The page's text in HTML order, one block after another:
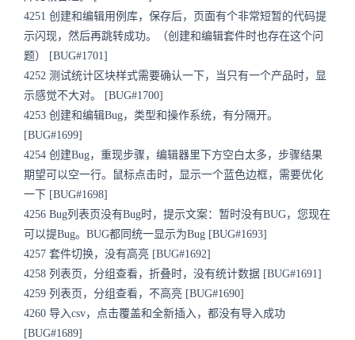
4251 创建和编辑用例库，保存后，页面有个非常短暂的代码提
示闪现，然后再跳转成功。（创建和编辑套件时也存在这个问
题） [BUG#1701]
4252 测试统计区块样式需要确认一下，当只有一个产品时，显
示感觉不大对。 [BUG#1700]
4253 创建和编辑Bug，类型和操作系统，有分隔开。
[BUG#1699]
4254 创建Bug，重现步骤，编辑器里下方空白太多，步骤结果
期望可以空一行。鼠标点击时，显示一个蓝色边框，需要优化
一下 [BUG#1698]
4256 Bug列表页没有Bug时，提示文案：暂时没有BUG，您现在
可以提Bug。BUG都同统一显示为Bug [BUG#1693]
4257 套件切换，没有高亮 [BUG#1692]
4258 列表页，分组查看，折叠时，没有统计数据 [BUG#1691]
4259 列表页，分组查看，不高亮 [BUG#1690]
4260 导入csv，点击覆盖和全新插入，都没有导入成功
[BUG#1689]